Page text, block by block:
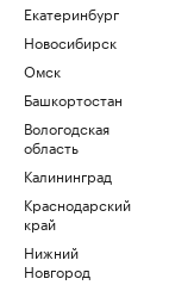
Екатеринбург
Новосибирск
Омск
Башкортостан
Вологодская
область
Калининград
Краснодарский
край
Нижний
Новгород